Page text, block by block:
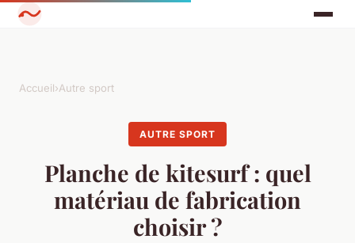
Accueil›Autre sport
AUTRE SPORT
Planche de kitesurf : quel
matériau de fabrication
choisir ?